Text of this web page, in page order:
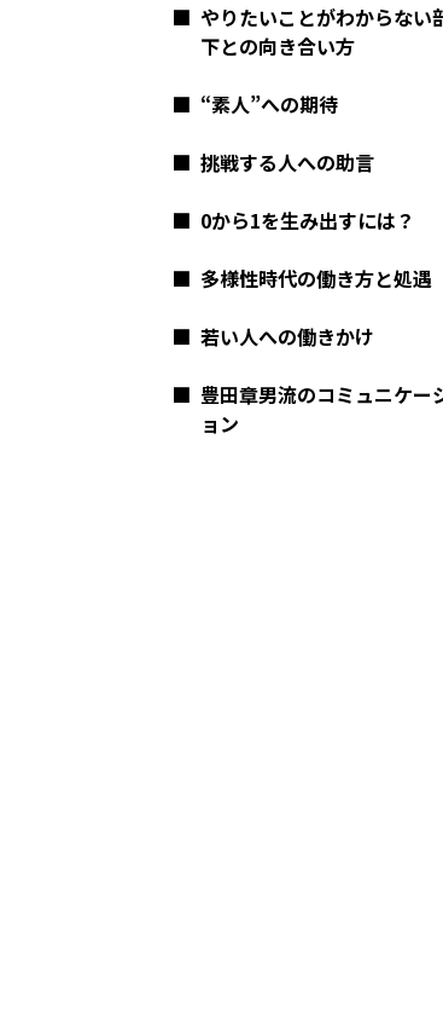
■ やりたいことがわからない
下との向き合い方
■ “素人”への期待
■ 挑戦する人への助言
■ 0から1を生み出すには？
■ 多様性時代の働き方と処遇
■ 若い人への働きかけ
■ 豊田章男流のコミュニケー
ョン